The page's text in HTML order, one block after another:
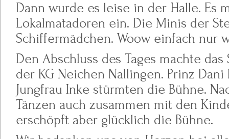
Dann wurde es leise in der Halle. Es
Lokalmatadoren ein. Die Minis der
Schiffermädchen. Woow einfach nur
Den Abschluss des Tages machte
der KG Neichen Nallingen. Prinz Dani
Jungfrau Inke stürmten die Bühne.
Tänzen auch zusammen mit den
erschöpft aber glücklich die Bühne.